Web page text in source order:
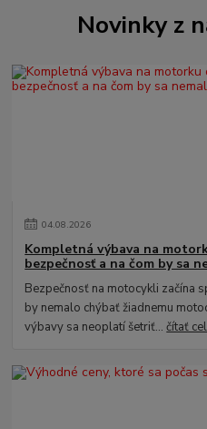
Novinky z
04.08.2026
Kompletná výbava na
bezpečnosť a na čom by sa
Bezpečnosť na motocykli začína
by nemalo chýbať žiadnemu
výbavy sa neoplatí šetriť...čítať